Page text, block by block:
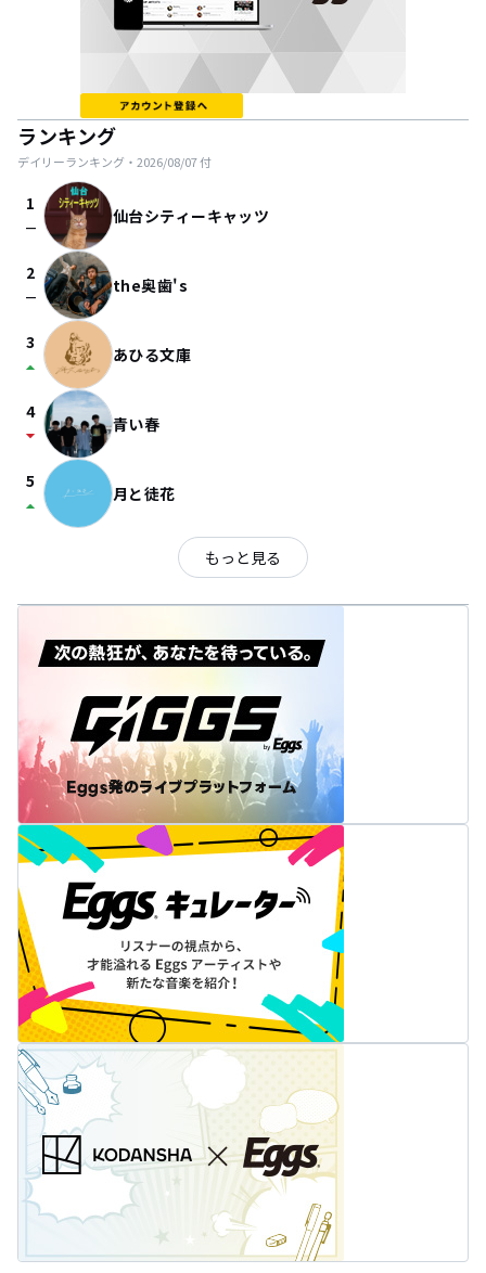
ランキング
デイリーランキング・ 2026/08/07付
1
check_indeterminate_small 仙台シティーキャッツ
2
check_indeterminate_small the奥歯's
3
arrow_drop_up あひる文庫
4
arrow_drop_down 青い春
5
arrow_drop_up 月と徒花
もっと見る